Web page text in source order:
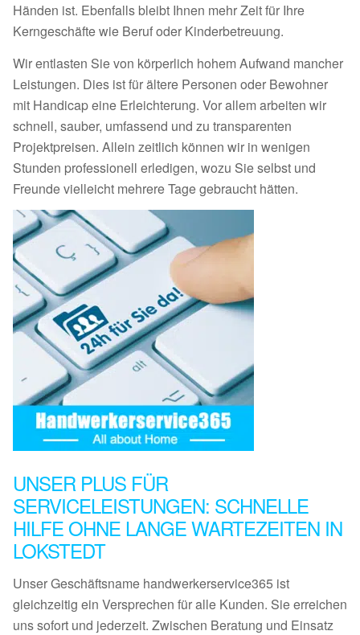
Händen ist. Ebenfalls bleibt Ihnen mehr Zeit für Ihre
Kerngeschäfte wie Beruf oder Kinderbetreuung.
Wir entlasten Sie von körperlich hohem Aufwand mancher
Leistungen. Dies ist für ältere Personen oder Bewohner
mit Handicap eine Erleichterung. Vor allem arbeiten wir
schnell, sauber, umfassend und zu transparenten
Projektpreisen. Allein zeitlich können wir in wenigen
Stunden professionell erledigen, wozu Sie selbst und
Freunde vielleicht mehrere Tage gebraucht hätten.
UNSER PLUS FÜR
SERVICELEISTUNGEN: SCHNELLE
HILFE OHNE LANGE WARTEZEITEN IN
LOKSTEDT
Unser Geschäftsname handwerkerservice365 ist
gleichzeitig ein Versprechen für alle Kunden. Sie erreichen
uns sofort und jederzeit. Zwischen Beratung und Einsatz